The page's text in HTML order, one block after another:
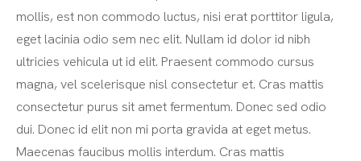
mollis, est non commodo luctus, nisi erat porttitor ligula,
eget lacinia odio sem nec elit. Nullam id dolor id nibh
ultricies vehicula ut id elit. Praesent commodo cursus
magna, vel scelerisque nisl consectetur et. Cras mattis
consectetur purus sit amet fermentum. Donec sed odio
dui. Donec id elit non mi porta gravida at eget metus.
Maecenas faucibus mollis interdum. Cras mattis